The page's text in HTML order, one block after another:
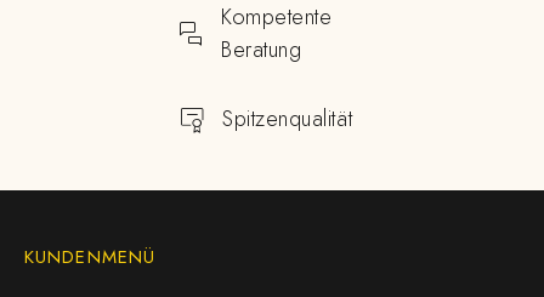
Kompetente
Beratung
Spitzenqualität
KUNDENMENÜ